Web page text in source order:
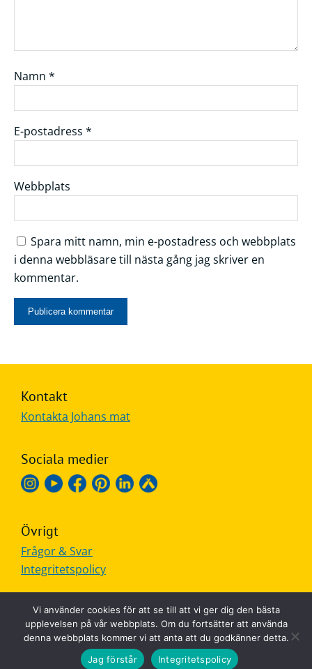
Namn *
E-postadress *
Webbplats
Spara mitt namn, min e-postadress och webbplats
i denna webbläsare till nästa gång jag skriver en
kommentar.
Kontakt
Kontakta Johans mat
Sociala medier
Övrigt
Frågor & Svar
Integritetspolicy
MADE IN SWEDEN
Vi använder cookies för att se till att vi ger dig den bästa
upplevelsen på vår webbplats. Om du fortsätter att använda
denna webbplats kommer vi att anta att du godkänner detta.
Jag förstår
Integritetspolicy